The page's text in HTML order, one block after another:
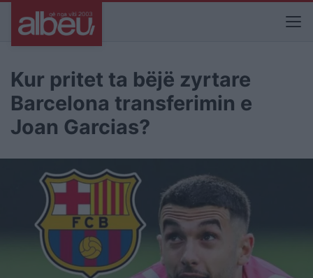
Kur pritet ta bëjë zyrtare
Barcelona transferimin e
Joan Garcias?